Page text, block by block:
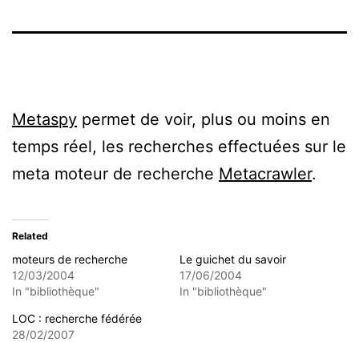
Metaspy permet de voir, plus ou moins en
temps réel, les recherches effectuées sur le
meta moteur de recherche Metacrawler.
Related
moteurs de recherche
12/03/2004
In "bibliothèque"
Le guichet du savoir
17/06/2004
In "bibliothèque"
LOC : recherche fédérée
28/02/2007